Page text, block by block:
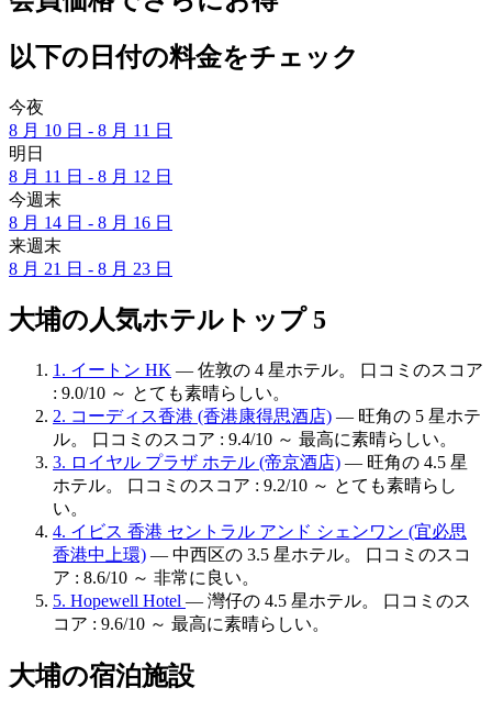
以下の日付の料金をチェック
今夜
8 月 10 日 - 8 月 11 日
明日
8 月 11 日 - 8 月 12 日
今週末
8 月 14 日 - 8 月 16 日
来週末
8 月 21 日 - 8 月 23 日
大埔の人気ホテルトップ 5
1. イートン HK — 佐敦の 4 星ホテル。 口コミのスコア
: 9.0/10 ～ とても素晴らしい。
2. コーディス香港 (香港康得思酒店) — 旺角の 5 星ホテ
ル。 口コミのスコア : 9.4/10 ～ 最高に素晴らしい。
3. ロイヤル プラザ ホテル (帝京酒店) — 旺角の 4.5 星
ホテル。 口コミのスコア : 9.2/10 ～ とても素晴らし
い。
4. イビス 香港 セントラル アンド シェンワン (宜必思
香港中上環) — 中西区の 3.5 星ホテル。 口コミのスコ
ア : 8.6/10 ～ 非常に良い。
5. Hopewell Hotel — 灣仔の 4.5 星ホテル。 口コミのス
コア : 9.6/10 ～ 最高に素晴らしい。
大埔の宿泊施設